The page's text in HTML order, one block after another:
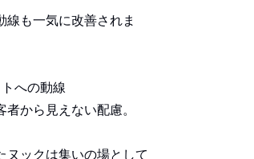
も一気に改善されま
への動線
から見えない配慮。
ックは集いの場として